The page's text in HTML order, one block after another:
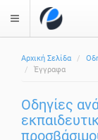
$langMenu
Αρχική Σελίδα
Έγγραφα
Οδηγίες